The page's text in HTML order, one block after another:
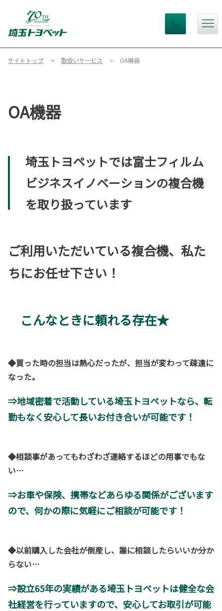
サイトトップ 取扱いサービス OA機器
OA機器
埼玉トヨペットでは富士フィルム
ビジネスイノベーションの複合機
を取り扱っています
ご利用いただいている複合機、 私た
ちにお任せ下さい！
こんなときに頼れる存在★
◆買った時の担当は熱心だったが、担当が変わって疎遠に
なった。
⇒地域密着で活動している埼玉トヨペットなら、転
勤もなく安心して長いお付き合いが可能です！
◆相談事があってもわざわざ連絡するほどの用事でもな
い…
⇒お車や保険、携帯などあらゆる関係がございます
ので、何かの際に気軽にご相談が可能です！
◆以前購入した会社が倒産し、誰に相談したらいいか分か
らない…
⇒設立65年の実績がある埼玉トヨペットは健全な会
社経営を行っていますので、安心してお取引が可能